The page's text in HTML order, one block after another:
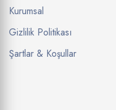
Kurumsal
Gizlilik Politikası
Şartlar & Koşullar